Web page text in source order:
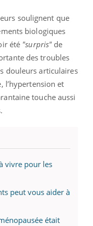
soulignent que
biologiques
été "surpris" de
des troubles
douleurs articulaires
l’hypertension et
touche aussi
vivre pour les
peut vous aider à
était